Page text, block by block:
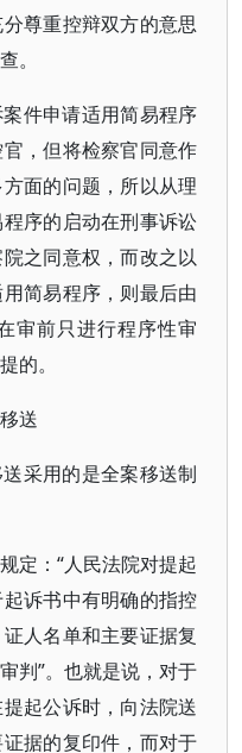
尊重控辩双方的意思
。
件申请适用简易程序
，但将检察官同意作
面的问题，所以从理
序的启动在刑事诉讼
之同意权，而改之以
简易程序，则最后由
审前只进行程序性审
的。
送
采用的是全案移送制
定：“人民法院对提起
诉书中有明确的指控
人名单和主要证据复
判”。也就是说，对于
起公诉时，向法院送
据的复印件，而对于